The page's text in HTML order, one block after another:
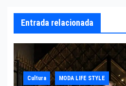
Entrada relacionada
Cultura MODA LIFE STYLE